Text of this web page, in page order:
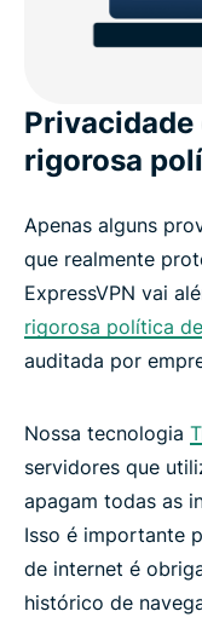
Privacidade
rigorosa
Apenas alguns
que realmente
ExpressVPN vai
rigorosa política
auditada por
Nossa tecnologia
servidores que
apagam todas as
Isso é importante
de internet é
histórico de